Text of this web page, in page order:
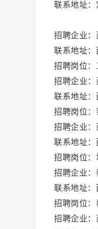
联系地址：
招聘企业：
联系地址：
招聘岗位：
招聘企业：
联系地址：
招聘岗位：
招聘企业：
联系地址：
招聘岗位：
招聘企业：
联系地址：
招聘岗位：
招聘企业：